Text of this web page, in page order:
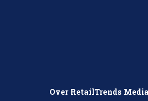
Over RetailTrends Media